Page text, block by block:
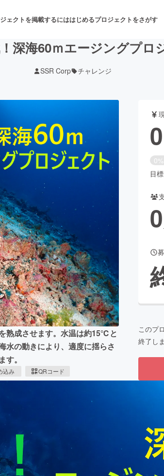
ェクトを掲載するにははじめるプロジェクトをさがす
舞台・パフォーマ
サービス開発
出版
ビューティー・ヘ
for Social GoodCAMPFIRE Creation
CAMPFIREふるさと納税machi-yaコミュニティ
深海60ｍエージングプロ
SSR Corp チャレンジ
熟成させます。水温は約15℃と
水の動きにより、適度に揺らさ
。
込み QRコード
0
0%
目
0
このプ
終了し